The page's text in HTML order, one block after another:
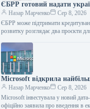
ЄБРР готовий надати
Назар Марченко
Сер 8, 2026
ЄБРР може підтримати
розвитку розглядає два проєкти
Microsoft відкрила
Назар Марченко
Сер 8, 2026
Microsoft інвестувала у новий
офіційно заявила про введення в